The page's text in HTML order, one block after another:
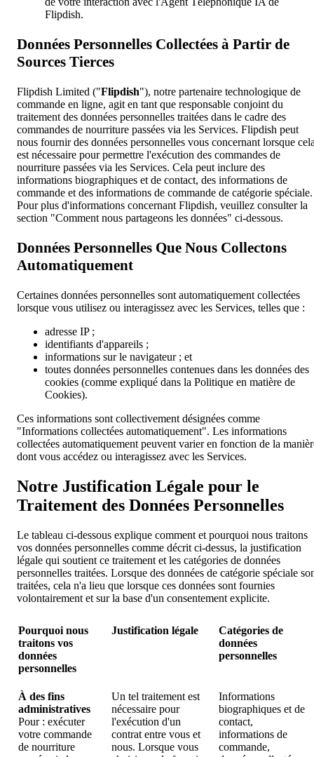
Flipdish.
Données Personnelles Collectées à Partir de
Sources Tierces
Flipdish Limited ("Flipdish"), notre partenaire technologique de
commande en ligne, agit en tant que responsable conjoint du
traitement des données personnelles traitées dans le cadre des
commandes de nourriture passées via les Services. Flipdish peut
nous fournir des données personnelles vous concernant lorsque
est nécessaire pour permettre l'exécution des commandes de
nourriture passées via les Services. Cela peut inclure des
informations biographiques et de contact, des informations de
commande et des informations de commande de catégorie spéciale.
Pour plus d'informations concernant Flipdish, veuillez consulter la
section "Comment nous partageons les données" ci-dessous.
Données Personnelles Que Nous Collectons
Automatiquement
Certaines données personnelles sont automatiquement collectées
lorsque vous utilisez ou interagissez avec les Services, telles que :
adresse IP ;
identifiants d'appareils ;
informations sur le navigateur ; et
toutes données personnelles contenues dans les données des
cookies (comme expliqué dans la Politique en matière de
Cookies).
Ces informations sont collectivement désignées comme
"Informations collectées automatiquement". Les informations
collectées automatiquement peuvent varier en fonction de la
dont vous accédez ou interagissez avec les Services.
Notre Justification Légale pour le
Traitement des Données Personnelles
Le tableau ci-dessous explique comment et pourquoi nous traitons
vos données personnelles comme décrit ci-dessus, la justification
légale qui soutient ce traitement et les catégories de données
personnelles traitées. Lorsque des données de catégorie spéciale
traitées, cela n'a lieu que lorsque ces données sont fournies
volontairement et sur la base d'un consentement explicite.
Pourquoi nous
traitons vos
données
personnelles
Justification légale
Catégories de
données
personnelles
À des fins
administratives
Pour : exécuter
votre commande
de nourriture
Un tel traitement est
nécessaire pour
l'exécution d'un
contrat entre vous et
nous. Lorsque vous
Informations
biographiques et de
contact,
informations de
commande,